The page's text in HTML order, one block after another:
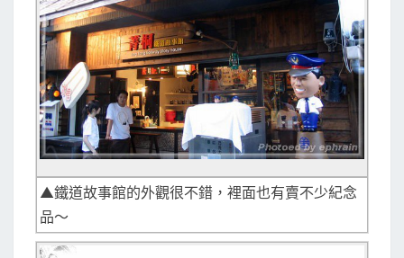
▲鐵道故事館的外觀很不錯，裡面也有賣不少紀念
品～